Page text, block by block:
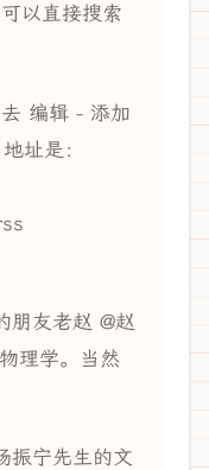
以直接搜索
编辑 - 添加
址是：
朋友老赵 @赵
理学。当然
振宁先生的文